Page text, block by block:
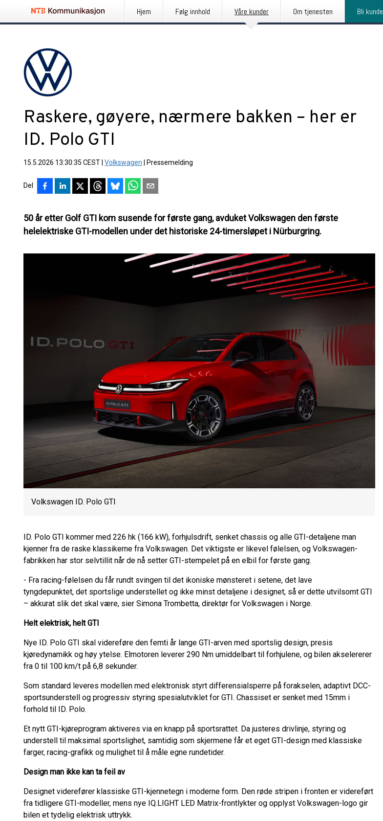
Hjem Følg innhold Våre kunder Om tjenesten Bli kunde
Raskere, gøyere, nærmere bakken – her er
ID. Polo GTI
15.5.2026 13:30:35 CEST Volkswagen Pressemelding
Del
50 år etter Golf GTI kom susende for første gang, avduket Volkswagen den første
helelektriske GTI-modellen under det historiske 24-timersløpet i Nürburgring.
Volkswagen ID. Polo GTI
ID. Polo GTI kommer med 226 hk (166 kW), forhjulsdrift, senket chassis og alle GTI-detaljene man
kjenner fra de raske klassikerne fra Volkswagen. Det viktigste er likevel følelsen, og Volkswagen-
fabrikken har stor selvtillit når de nå setter GTI-stempelet på en elbil for første gang.
- Fra racing-følelsen du får rundt svingen til det ikoniske mønsteret i setene, det lave
tyngdepunktet, det sportslige understellet og ikke minst detaljene i designet, så er dette utvilsomt GTI
– akkurat slik det skal være, sier Simona Trombetta, direktør for Volkswagen i Norge.
Helt elektrisk, helt GTI
Nye ID. Polo GTI skal videreføre den femti år lange GTI-arven med sportslig design, presis
kjøredynamikk og høy ytelse. Elmotoren leverer 290 Nm umiddelbart til forhjulene, og bilen akselererer
fra 0 til 100 km/t på 6,8 sekunder.
Som standard leveres modellen med elektronisk styrt differensialsperre på forakselen, adaptivt DCC-
sportsunderstell og progressiv styring spesialutviklet for GTI. Chassiset er senket med 15mm i
forhold til ID. Polo.
Et nytt GTI-kjøreprogram aktiveres via en knapp på sportsrattet. Da justeres drivlinje, styring og
understell til maksimal sportslighet, samtidig som skjermene får et eget GTI-design med klassiske
farger, racing-grafikk og mulighet til å måle egne rundetider.
Design man ikke kan ta feil av
Designet viderefører klassiske GTI-kjennetegn i moderne form. Den røde stripen i fronten er videreført
fra tidligere GTI-modeller, mens nye IQ.LIGHT LED Matrix-frontlykter og opplyst Volkswagen-logo gir
bilen et tydelig elektrisk uttrykk.